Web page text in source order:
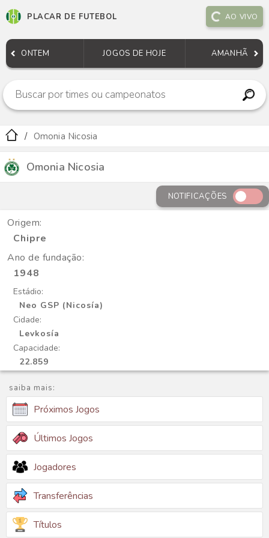
PLACAR DE FUTEBOL AO VIVO
ONTEM JOGOS DE HOJE AMANHÃ
Omonia Nicosia
Omonia Nicosia
NOTIFICAÇÕES
Origem:
Chipre
Ano de fundação:
1948
Estádio:
Neo GSP (Nicosía)
Cidade:
Levkosía
Capacidade:
22.859
saiba mais:
Próximos Jogos
Últimos Jogos
Jogadores
Transferências
Títulos